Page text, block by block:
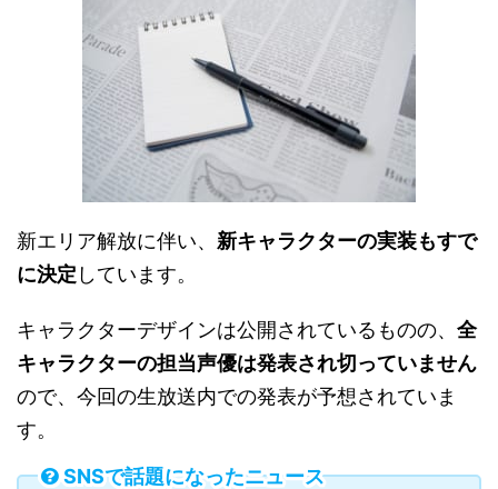
新エリア解放に伴い、 新キャラクターの実装もすで
に決定 しています。
キャラクターデザインは公開されているものの、 全
キャラクターの担当声優は発表され切っていません
ので、今回の生放送内での発表が予想されていま
す。
SNSで話題になったニュース